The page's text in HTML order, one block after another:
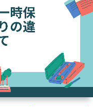
ツ
ン
ズ